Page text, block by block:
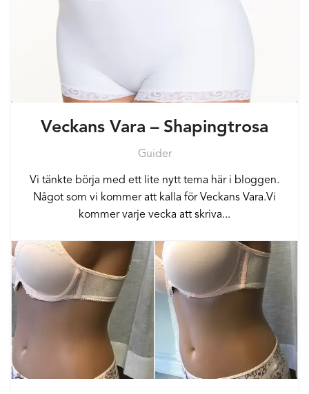
Veckans Vara – Shapingtrosa
Guider
Vi tänkte börja med ett lite nytt tema här i bloggen.
Något som vi kommer att kalla för Veckans Vara.Vi
kommer varje vecka att skriva...